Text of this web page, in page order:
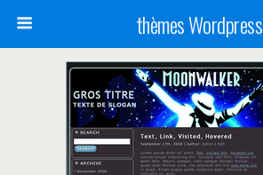
thèmes Wordpress